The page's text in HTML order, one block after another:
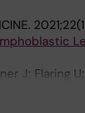
J; Flaring
U;